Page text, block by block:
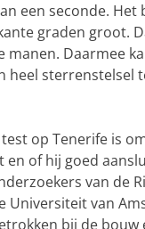
een seconde. Het
graden groot.
manen. Daarmee
heel sterrenstelsel
op Tenerife is
en of hij goed
van de
Universiteit van
bij de bouw